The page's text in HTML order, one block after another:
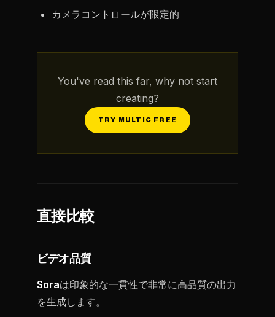
カメラコントロールが限定的
You've read this far, why not start
creating?
TRY MULTIC FREE
直接比較
ビデオ品質
Soraは印象的な一貫性で非常に高品質の出力
を生成します。